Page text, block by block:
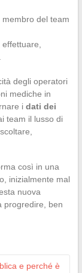
membro del team
degli operatori
mediche in
i dati dei
team il lusso di
così in una
inizialmente mal
nuova
progredire, ben
e perché è